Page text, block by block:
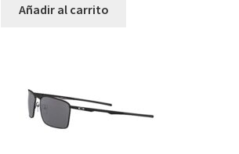
Añadir al carrito